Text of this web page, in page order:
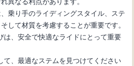
乗り手のライディングスタイル、ステ
して材質を考慮することが重要です。
は、安全で快適なライドにとって重要
て、最適なステムを見つけてください